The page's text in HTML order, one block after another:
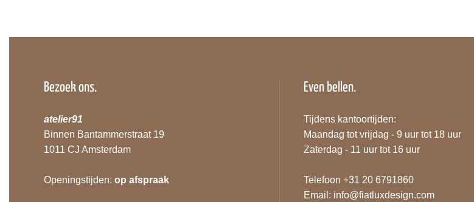
Bezoek ons.
atelier91
Binnen Bantammerstraat 19
1011 CJ Amsterdam
Openingstijden:op afspraak
Even bellen.
Tijdens kantoortijden:
Maandag tot vrijdag - 9 uur tot 18 uur
Zaterdag - 11 uur tot 16 uur
Telefoon +31 20 6791860
Email: info@fiatluxdesign.com